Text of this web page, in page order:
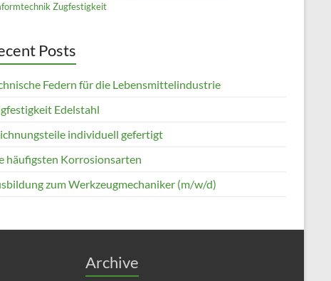
Zugfestigkeit
Posts
Federn für die Lebensmittelindustrie
Edelstahl
individuell gefertigt
häufigsten Korrosionsarten
zum Werkzeugmechaniker (m/w/d)
Archive